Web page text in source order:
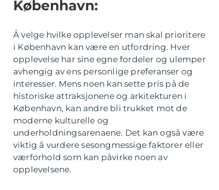
København:
Å velge hvilke opplevelser man skal prioritere
i København kan være en utfordring. Hver
opplevelse har sine egne fordeler og ulemper
avhengig av ens personlige preferanser og
interesser. Mens noen kan sette pris på de
historiske attraksjonene og arkitekturen i
København, kan andre bli trukket mot de
moderne kulturelle og
underholdningsarenaene. Det kan også være
viktig å vurdere sesongmessige faktorer eller
værforhold som kan påvirke noen av
opplevelsene.